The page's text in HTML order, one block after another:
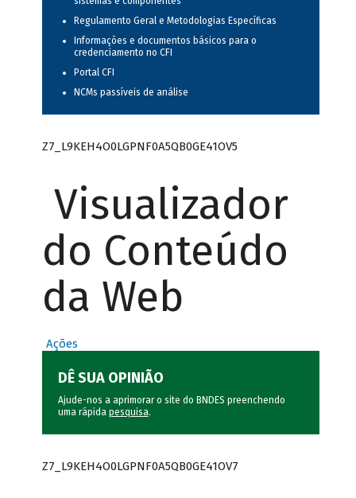
Regulamento Geral e Metodologias Específicas
Informações e documentos básicos para o
credenciamento no CFI
Portal CFI
NCMs passíveis de análise
Z7_L9KEH4O0LGPNF0A5QB0GE41OV5
Visualizador
do Conteúdo
da Web
Ações
DÊ SUA OPINIÃO
Ajude-nos a aprimorar o site do BNDES preenchendo
uma rápida pesquisa.
Z7_L9KEH4O0LGPNF0A5QB0GE41OV7